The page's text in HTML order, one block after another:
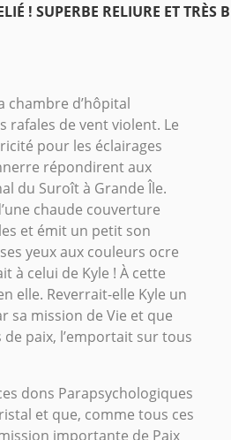
! SUPERBE RELIURE ET TRÈS
chambre d’hôpital
rafales de vent violent. Le
pour les éclairages
répondirent aux
du Suroît à Grande Île.
chaude couverture
et émit un petit son
yeux aux couleurs ocre
à celui de Kyle ! À cette
elle. Reverrait-elle Kyle un
sa mission de Vie et que
paix, l’emportait sur tous
dons Parapsychologiques
et que, comme tous ces
importante de Paix